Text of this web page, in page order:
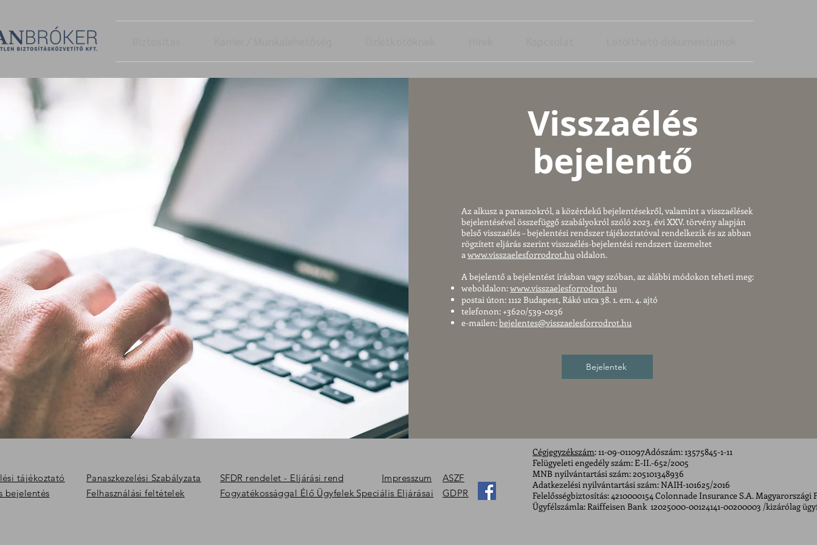
Visszaélés
bejelentő
Az alkusz a panaszokról, a közérdekű bejelentésekről, valamint a visszaélések
bejelentésével összefüggő szabályokról szóló 2023. évi XXV. törvény alapján
belső visszaélés – bejelentési rendszer tájékoztatóval rendelkezik és az abban
rögzített eljárás szerint visszaélés-bejelentési rendszert üzemeltet
awww.visszaelesforrodrot.huoldalon.
A bejelentő a bejelentést írásban vagy szóban, az alábbi módokon teheti meg:
weboldalon:www.visszaelesforrodrot.hu
postai úton: 1112 Budapest, Rákó utca 38. 1. em. 4. ajtó
telefonon: +3620/539-0236
e-mailen:bejelentes@visszaelesforrodrot.hu
Bejelentek
tájékoztató Impresszum
SFDR rendelet - Eljárási rend
Panaszkezelési Szabályzata ASZF
Cégjegyzékszám: 11-09-011097Adószám: 13575845-1-11
Felügyeleti engedély szám: E-II.-652/2005
MNB nyilvántartási szám: 205101348936
Adatkezelési nyilvántartási szám: NAIH-101625/2016
Felelősségbiztosítás: 4210000154 Colonnade Insurance S.A. Magyarországi
Ügyfélszámla: Raiffeisen Bank 12025000-00124141-00200003 /kizárólag
bejelentés Felhasználási feltételek Fogyatékossággal Élő Ügyfelek Speciális Eljárásai GDPR